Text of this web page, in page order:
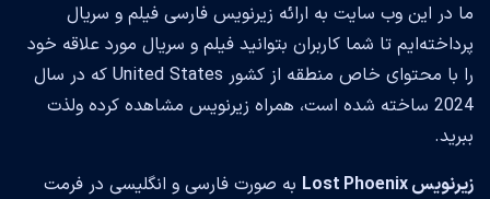
ما در این وب سایت به ارائه زیرنویس فارسی فیلم و سریال
پرداخته‌ایم تا شما کاربران بتوانید فیلم و سریال مورد علاقه خود
را با محتوای خاص منطقه از کشور United States که در سال
2024 ساخته شده است، همراه زیرنویس مشاهده کرده ولذت
ببرید.
زیرنویس Lost Phoenix
به صورت فارسی و انگلیسی در فرمت